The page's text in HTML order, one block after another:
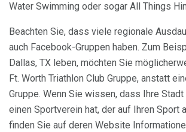
Water Swimming oder sogar All Things
Beachten Sie, dass viele regionale
auch Facebook-Gruppen haben. Zum
Dallas, TX leben, möchten Sie
Ft. Worth Triathlon Club Gruppe, anstatt
Gruppe. Wenn Sie wissen, dass Ihre
einen Sportverein hat, der auf Ihren Sport
finden Sie auf deren Website